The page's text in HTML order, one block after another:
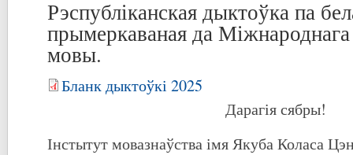
Рэспубліканская дыктоўка па
прымеркаваная да
мовы.
Бланк дыктоўкі 2025
Дарагія сябры!
Інстытут мовазнаўства імя Якуба Коласа